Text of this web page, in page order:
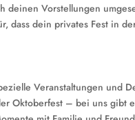
Vorstellungen
dass dein privates Fest in
Veranstaltungen und
Oktoberfest – bei uns gibt